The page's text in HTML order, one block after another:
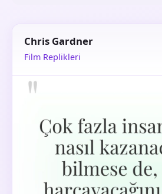
Chris Gardner
Film Replikleri